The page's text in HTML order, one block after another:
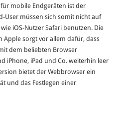
mobile Endgeräten ist der
User müssen sich somit nicht auf
iOS-Nutzer Safari benutzen. Die
Apple sorgt vor allem dafür, dass
dem beliebten Browser
iPhone, iPad und Co. weiterhin leer
bietet der Webbrowser ein
und das Festlegen einer